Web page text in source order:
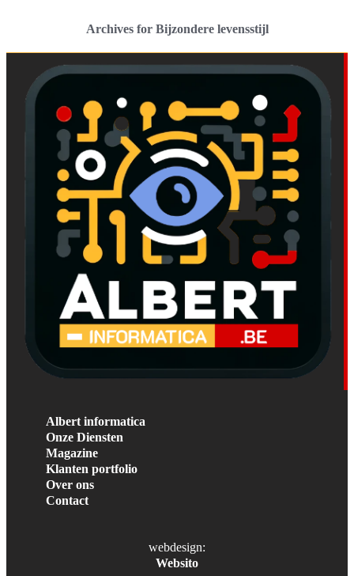
Archives for Bijzondere levensstijl
Albert informatica
Onze Diensten
Magazine
Klanten portfolio
Over ons
Contact
webdesign:
Websito